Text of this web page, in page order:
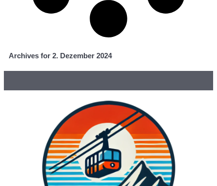
Archives for 2. Dezember 2024